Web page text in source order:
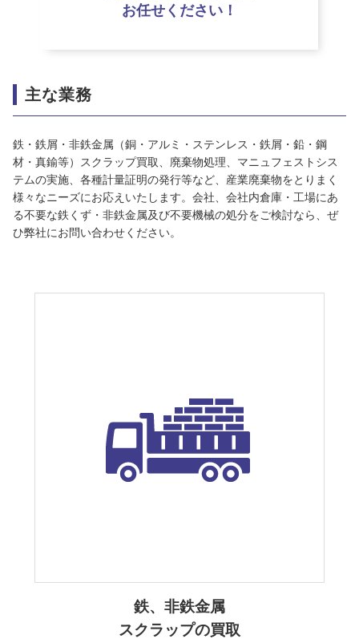
お任せください！
主な業務
鉄・鉄屑・非鉄金属（銅・アルミ・ステンレス・鉄屑・鉛・鋼
材・真鍮等）スクラップ買取、廃棄物処理、マニュフェストシス
テムの実施、各種計量証明の発行等など、産業廃棄物をとりまく
様々なニーズにお応えいたします。会社、会社内倉庫・工場にあ
る不要な鉄くず・非鉄金属及び不要機械の処分をご検討なら、ぜ
ひ弊社にお問い合わせください。
鉄、非鉄金属
スクラップの買取